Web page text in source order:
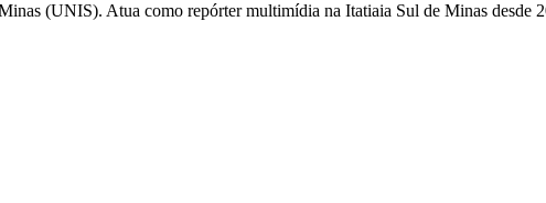
(UNIS). Atua como repórter multimídia na Itatiaia Sul de Minas desde